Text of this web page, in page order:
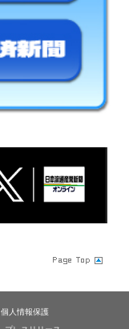
個人情報保護